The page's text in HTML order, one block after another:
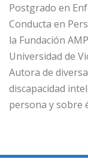
Postgrado en
Conducta en
la Fundación
Universidad de
Autora de
discapacidad
persona y sobre